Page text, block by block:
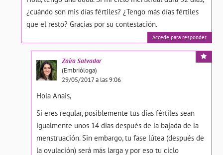
¿cuándo son mis días fértiles? ¿Tengo más días fértiles
que el resto? Gracias por su contestación.
Accede para responder
ZairaSalvador
(Embrióloga)
29/05/2017 a las 9:06
Hola Anais,
Si eres regular, posiblemente tus días fértiles sean
igualmente unos 14 días después de la bajada de la
menstruación. Sin embargo, tu fase lútea (después de
la ovulación) será más larga y por eso tu ciclo